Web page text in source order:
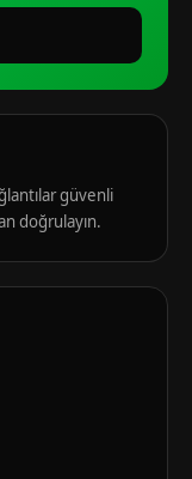
güvenli
doğrulayın.